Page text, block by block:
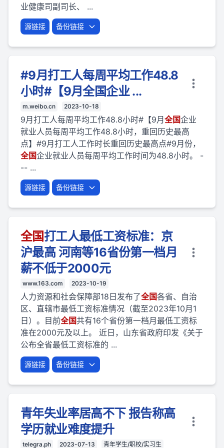
业健康司副司长、 ...
源链接 备份链接
#9月打工人每周平均工作48.8
小时#【9月全国企业 ...
m.weibo.cn 2023-10-18
9月打工人每周平均工作48.8小时#【9月 全国企业
就业人员每周平均工作48.8小时，重回历史最高
点】#9月打工人工作时长重回历史最高点#9月份，
全国企业就业人员每周平均工作时间为48.8小时。 -
-- ...
源链接 备份链接
全国打工人最低工资标准：京
沪最高 河南等16省份第一档月
薪不低于2000元
www.163.com 2023-10-19
人力资源和社会保障部18日发布了全国各省、自治
区、直辖市最低工资标准情况（截至2023年10月1
日）。目前全国共有16个省份第一档月最低工资标
准在2000元及以上。 近日，山东省政府印发《关于
公布全省最低工资标准的 ...
源链接 备份链接
青年失业率居高不下 报告称高
学历就业难度提升
telegra.ph 2023-07-13 青年学生/职校/实习生